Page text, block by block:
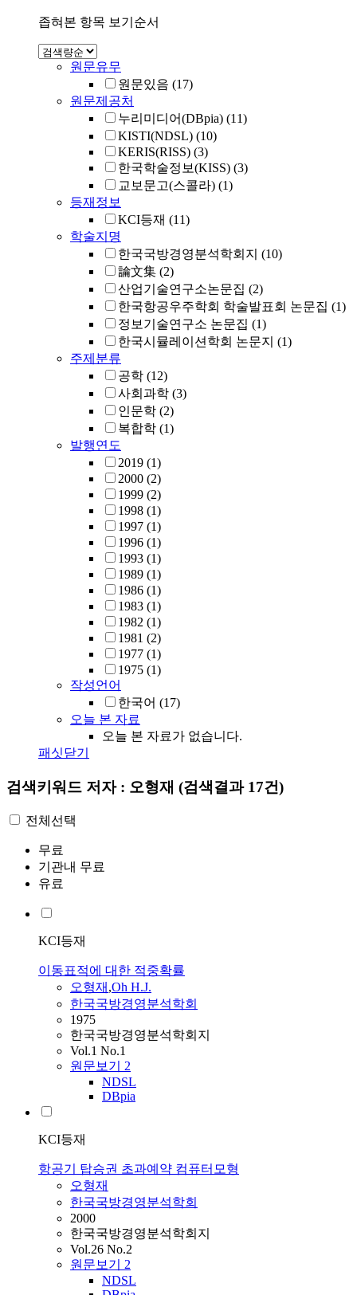
좁혀본 항목 보기순서
원문유무
원문있음 (17)
원문제공처
누리미디어(DBpia) (11)
KISTI(NDSL) (10)
KERIS(RISS) (3)
한국학술정보(KISS) (3)
교보문고(스콜라) (1)
등재정보
KCI등재 (11)
학술지명
한국국방경영분석학회지 (10)
論文集 (2)
산업기술연구소논문집 (2)
한국항공우주학회 학술발표회 논문집 (1)
정보기술연구소 논문집 (1)
한국시뮬레이션학회 논문지 (1)
주제분류
공학 (12)
사회과학 (3)
인문학 (2)
복합학 (1)
발행연도
2019 (1)
2000 (2)
1999 (2)
1998 (1)
1997 (1)
1996 (1)
1993 (1)
1989 (1)
1986 (1)
1983 (1)
1982 (1)
1981 (2)
1977 (1)
1975 (1)
작성언어
한국어 (17)
오늘 본 자료
오늘 본 자료가 없습니다.
패싯닫기
검색키워드 저자 : 오형재 (검색결과 17건)
전체선택
무료
기관내 무료
유료
KCI등재
이동표적에 대한 적중확률
오형재 ,Oh H.J.
한국국방경영분석학회
1975
한국국방경영분석학회지
Vol.1 No.1
원문보기 2
NDSL
DBpia
KCI등재
항공기 탑승권 초과예약 컴퓨터모형
오형재
한국국방경영분석학회
2000
한국국방경영분석학회지
Vol.26 No.2
원문보기 2
NDSL